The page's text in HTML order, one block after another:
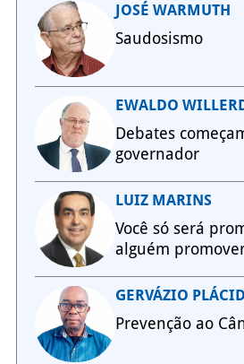
JOSÉ WARMUTH
Saudosismo
EWALDO
Debates
governador
LUIZ MARINS
Você só será
alguém
GERVÁZIO
Prevenção ao